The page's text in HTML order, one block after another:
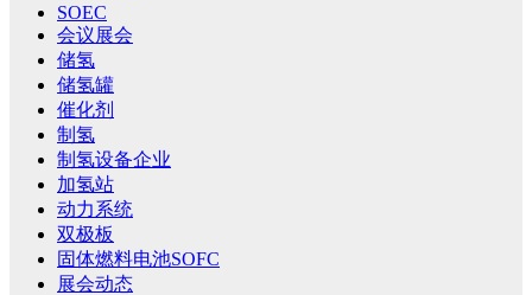
SOEC
会议展会
储氢
储氢罐
催化剂
制氢
制氢设备企业
加氢站
动力系统
双极板
固体燃料电池SOFC
展会动态